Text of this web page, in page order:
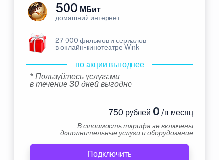
500 МБит
домашний интернет
27 000 фильмов и сериалов
в онлайн-кинотеатре Wink
по акции выгоднее
* Пользуйтесь услугами
в течение 30 дней выгодно
750 рублей0 /в месяц
В стоимость тарифа не включены
дополнительные услуги и оборудование
Подключить